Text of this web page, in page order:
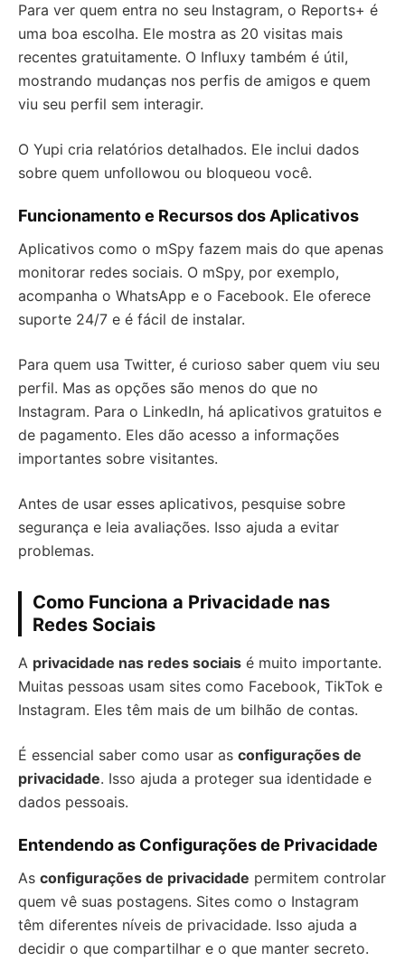
Para ver quem entra no seu Instagram, o Reports+ é
uma boa escolha. Ele mostra as 20 visitas mais
recentes gratuitamente. O Influxy também é útil,
mostrando mudanças nos perfis de amigos e quem
viu seu perfil sem interagir.
O Yupi cria relatórios detalhados. Ele inclui dados
sobre quem unfollowou ou bloqueou você.
Funcionamento e Recursos dos Aplicativos
Aplicativos como o mSpy fazem mais do que apenas
monitorar redes sociais. O mSpy, por exemplo,
acompanha o WhatsApp e o Facebook. Ele oferece
suporte 24/7 e é fácil de instalar.
Para quem usa Twitter, é curioso saber quem viu seu
perfil. Mas as opções são menos do que no
Instagram. Para o LinkedIn, há aplicativos gratuitos e
de pagamento. Eles dão acesso a informações
importantes sobre visitantes.
Antes de usar esses aplicativos, pesquise sobre
segurança e leia avaliações. Isso ajuda a evitar
problemas.
Como Funciona a Privacidade nas
Redes Sociais
A privacidade nas redes sociais é muito importante.
Muitas pessoas usam sites como Facebook, TikTok e
Instagram. Eles têm mais de um bilhão de contas.
É essencial saber como usar as configurações de
privacidade. Isso ajuda a proteger sua identidade e
dados pessoais.
Entendendo as Configurações de Privacidade
As configurações de privacidade permitem controlar
quem vê suas postagens. Sites como o Instagram
têm diferentes níveis de privacidade. Isso ajuda a
decidir o que compartilhar e o que manter secreto.